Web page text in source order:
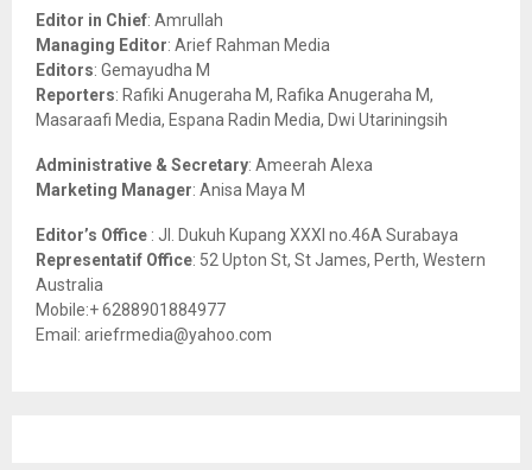
o
r
:
Editor in Chief: Amrullah
Managing Editor: Arief Rahman Media
Editors: Gemayudha M
Reporters: Rafiki Anugeraha M, Rafika Anugeraha M,
Masaraafi Media, Espana Radin Media, Dwi Utariningsih
Administrative & Secretary: Ameerah Alexa
Marketing Manager: Anisa Maya M
Editor’s Office : Jl. Dukuh Kupang XXXI no.46A Surabaya
Representatif Office: 52 Upton St, St James, Perth, Western
Australia
Mobile:+ 6288901884977
Email: ariefrmedia@yahoo.com